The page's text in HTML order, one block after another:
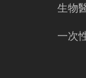
生物
一次